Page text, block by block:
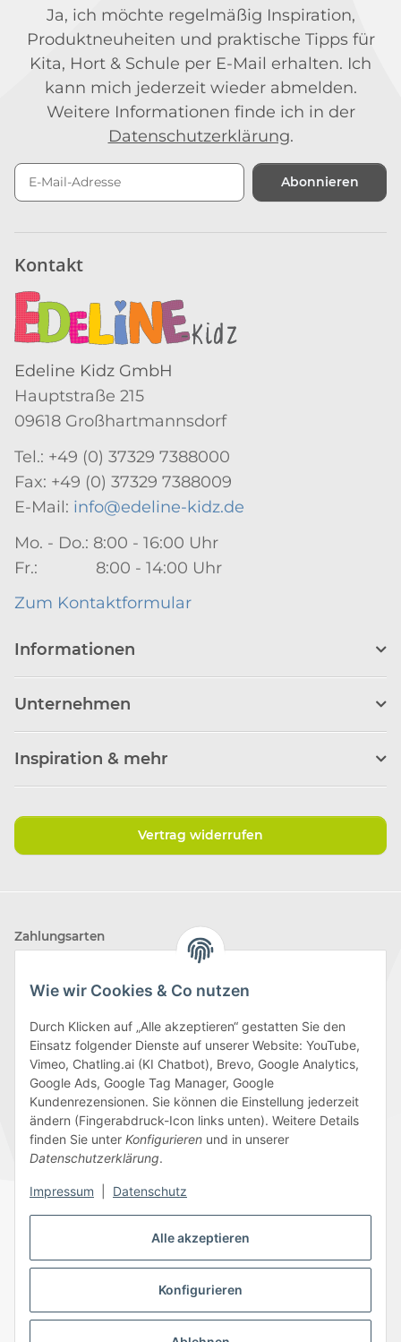
Alle akzeptieren
Konfigurieren
Wie wir Cookies & Co nutzen
Durch Klicken auf „Alle akzeptieren“ gestatten Sie den
Einsatz folgender Dienste auf unserer Website: YouTube,
Vimeo, Chatling.ai (KI Chatbot), Brevo, Google Analytics,
Google Ads, Google Tag Manager, Google
Kundenrezensionen. Sie können die Einstellung jederzeit
ändern (Fingerabdruck-Icon links unten). Weitere Details
finden Sie unter Konfigurieren und in unserer
Datenschutzerklärung.
Impressum Datenschutz
Ja, ich möchte regelmäßig Inspiration,
Produktneuheiten und praktische Tipps für
Kita, Hort & Schule per E-Mail erhalten. Ich
kann mich jederzeit wieder abmelden.
Weitere Informationen finde ich in der
Datenschutzerklärung.
Abonnieren
Kontakt
Edeline Kidz GmbH
Hauptstraße 215
09618 Großhartmannsdorf
Tel.: +49 (0) 37329 7388000
Fax: +49 (0) 37329 7388009
E-Mail: info@edeline-kidz.de
Mo. - Do.: 8:00 - 16:00 Uhr
Fr.: 8:00 - 14:00 Uhr
Zum Kontaktformular
Informationen
Unternehmen
Inspiration & mehr
Vertrag widerrufen
Zahlungsarten
Wir versenden mit
Folge uns
DatenschutzAGBSitemapImpressum
BatteriegesetzhinweiseWiderrufsrecht